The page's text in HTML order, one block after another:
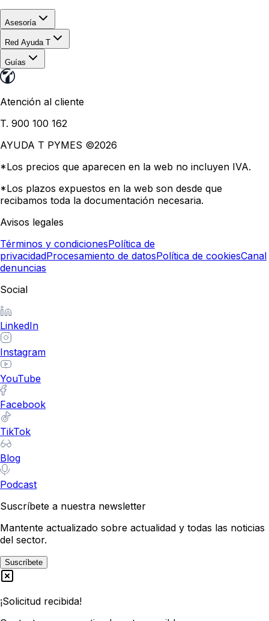
Asesoría
Red Ayuda T
Guías
Atención al cliente
T. 900 100 162
AYUDA T PYMES ©2026
*Los precios que aparecen en la web no incluyen IVA.
*Los plazos expuestos en la web son desde que
recibamos toda la documentación necesaria.
Avisos legales
Términos y condicionesPolítica de
privacidadProcesamiento de datosPolítica de cookiesCanal
denuncias
Social
LinkedIn
Instagram
YouTube
Facebook
TikTok
Blog
Podcast
Suscríbete a nuestra newsletter
Mantente actualizado sobre actualidad y todas las noticias
del sector.
Suscríbete
¡Solicitud recibida!